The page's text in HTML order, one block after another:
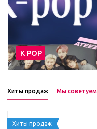
К POP
Хиты продаж Мы советуем
Хиты продаж